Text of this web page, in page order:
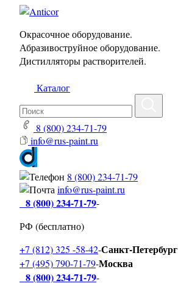
Окрасочное оборудование.
Абразивоструйное оборудование.
Дистилляторы растворителей.
Каталог
8 (800) 234-71-79
info@rus-paint.ru
8 (800) 234-71-79
info@rus-paint.ru
8 (800) 234-71-79-
РФ (бесплатно)
+7 (812) 325 -58-42-Санкт-Петербург
+7 (495) 790-71-79-Москва
8 (800) 234-71-79-